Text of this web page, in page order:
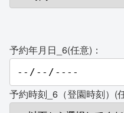
予約年月日_6(任意)：
予約時刻_6（登園時刻）(